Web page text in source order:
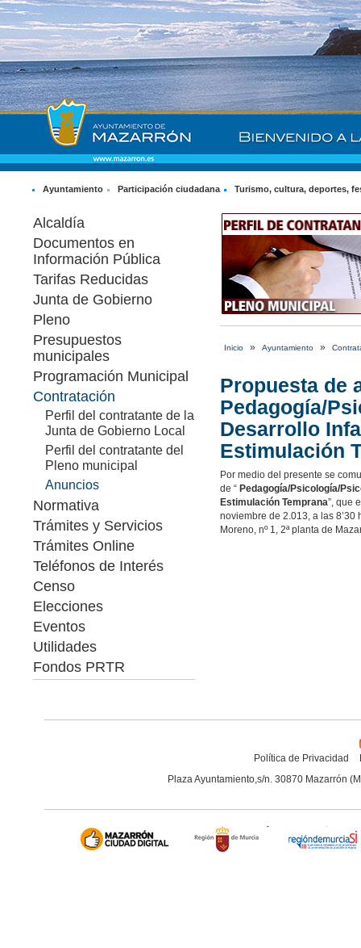
Ayuntamiento Participación ciudadana Turismo, cultura, deportes,
Alcaldía
Documentos en
Información Pública
Tarifas Reducidas
Junta de Gobierno
Pleno
Presupuestos
municipales
Programación Municipal
Contratación
Perfil del contratante de la
Junta de Gobierno Local
Perfil del contratante del
Pleno municipal
Anuncios
Normativa
Trámites y Servicios
Trámites Online
Teléfonos de Interés
Censo
Elecciones
Eventos
Utilidades
Fondos PRTR
Inicio » Ayuntamiento »
Propuesta de
Pedagogía/
Desarrollo
Estimulación
Por medio del presente se
de “ Pedagogía/Psicología/
Estimulación Temprana”, que
noviembre de 2.013, a las 8’30
Moreno, nº 1, 2ª planta de
Política de Privacidad
Plaza Ayuntamiento,s/n. 30870 Mazarrón